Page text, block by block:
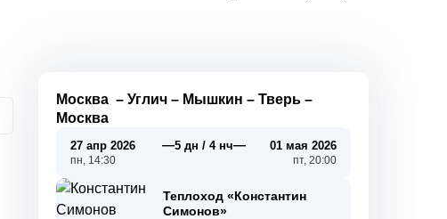
Москва –Углич – Мышкин –Тверь –
Москва
27 апр 2026
пн, 14:30
—5 дн / 4 нч— 01 мая 2026
пт, 20:00
Теплоход «Константин
Симонов»